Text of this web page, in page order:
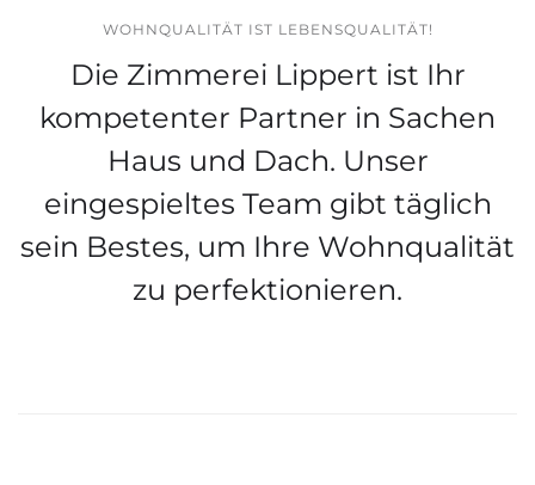
WOHNQUALITÄT IST LEBENSQUALITÄT!
Die Zimmerei Lippert ist Ihr
kompetenter Partner in Sachen
Haus und Dach. Unser
eingespieltes Team gibt täglich
sein Bestes, um Ihre Wohnqualität
zu perfektionieren.